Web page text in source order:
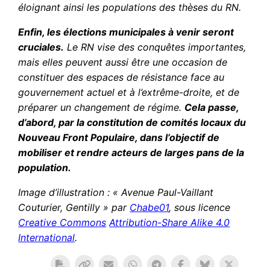
éloignant ainsi les populations des thèses du RN.
Enfin, les élections municipales à venir seront
cruciales. Le RN vise des conquêtes importantes,
mais elles peuvent aussi être une occasion de
constituer des espaces de résistance face au
gouvernement actuel et à l’extrême-droite, et de
préparer un changement de régime. Cela passe,
d’abord, par la constitution de comités locaux du
Nouveau Front Populaire, dans l’objectif de
mobiliser et rendre acteurs de larges pans de la
population.
Image d’illustration : « Avenue Paul-Vaillant
Couturier, Gentilly » par Chabe01, sous licence
Creative Commons Attribution-Share Alike 4.0
International.